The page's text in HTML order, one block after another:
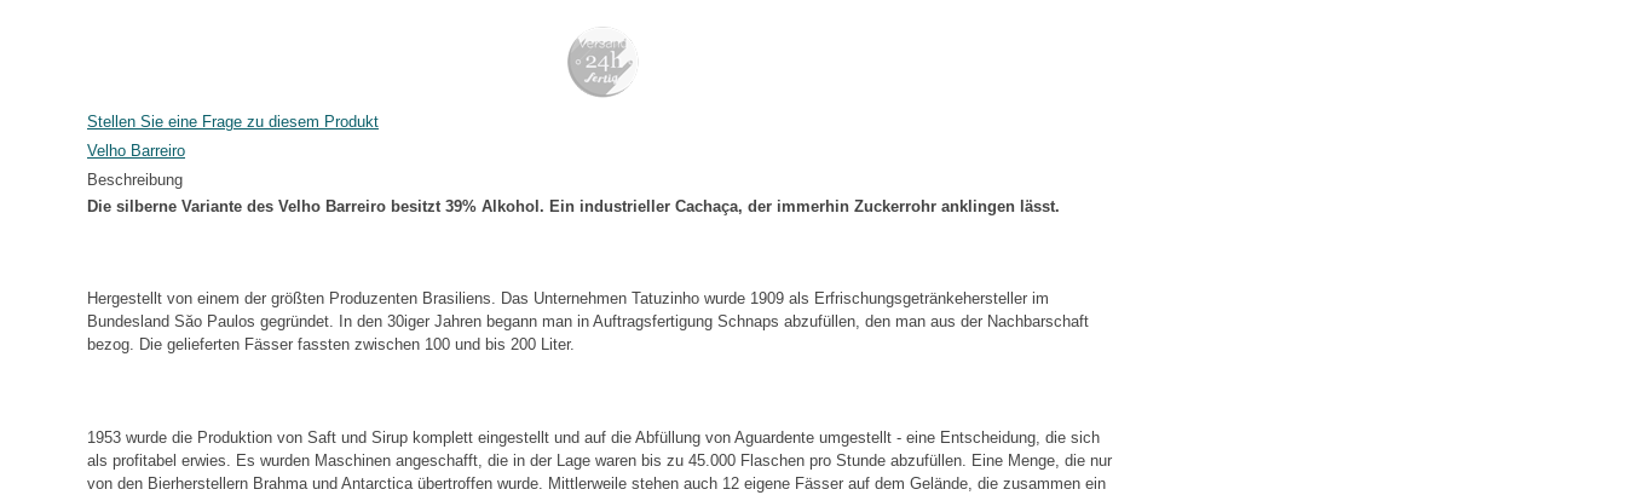
Stellen Sie eine Frage zu diesem Produkt
Velho Barreiro
Beschreibung
Die silberne Variante des Velho Barreiro besitzt 39% Alkohol. Ein industrieller Cachaça, der immerhin Zuckerrohr anklingen lässt.
Hergestellt von einem der größten Produzenten Brasiliens. Das Unternehmen Tatuzinho wurde 1909 als Erfrischungsgetränkehersteller im
Bundesland Săo Paulos gegründet. In den 30iger Jahren begann man in Auftragsfertigung Schnaps abzufüllen, den man aus der Nachbarschaft
bezog. Die gelieferten Fässer fassten zwischen 100 und bis 200 Liter.
1953 wurde die Produktion von Saft und Sirup komplett eingestellt und auf die Abfüllung von Aguardente umgestellt - eine Entscheidung, die sich
als profitabel erwies. Es wurden Maschinen angeschafft, die in der Lage waren bis zu 45.000 Flaschen pro Stunde abzufüllen. Eine Menge, die nur
von den Bierherstellern Brahma und Antarctica übertroffen wurde. Mittlerweile stehen auch 12 eigene Fässer auf dem Gelände, die zusammen ein